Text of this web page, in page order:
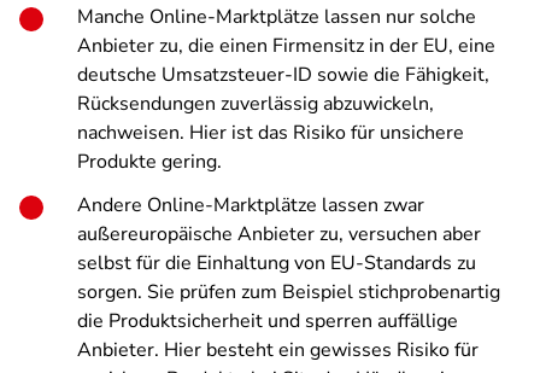
Manche Online-Marktplätze lassen nur solche
Anbieter zu, die einen Firmensitz in der EU, eine
deutsche Umsatzsteuer-ID sowie die Fähigkeit,
Rücksendungen zuverlässig abzuwickeln,
nachweisen. Hier ist das Risiko für unsichere
Produkte gering.
Andere Online-Marktplätze lassen zwar
außereuropäische Anbieter zu, versuchen aber
selbst für die Einhaltung von EU-Standards zu
sorgen. Sie prüfen zum Beispiel stichprobenartig
die Produktsicherheit und sperren auffällige
Anbieter. Hier besteht ein gewisses Risiko für